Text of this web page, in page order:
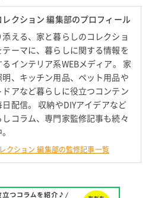
レクション 編集部のプロフィール
添える、家と暮らしのコレクショ
テーマに、暮らしに関する情報を
インテリア系WEBメディア。 家
明、キッチン用品、ペット用品や
ドアなど暮らしに役立つコンテン
日配信。 収納やDIYアイデアなど
しコラム、専門家監修記事も続々
クション 編集部の監修記事一覧